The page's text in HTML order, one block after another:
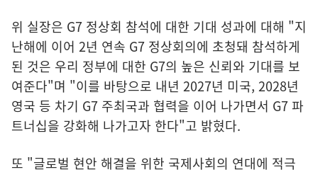
위 실장은 G7 정상회 참석에 대한 기대 성과에 대해 "지
난해에 이어 2년 연속 G7 정상회의에 초청돼 참석하게
된 것은 우리 정부에 대한 G7의 높은 신뢰와 기대를 보
여준다"며 "이를 바탕으로 내년 2027년 미국, 2028년
영국 등 차기 G7 주최국과 협력을 이어 나가면서 G7 파
트너십을 강화해 나가고자 한다"고 밝혔다.
또 "글로벌 현안 해결을 위한 국제사회의 연대에 적극